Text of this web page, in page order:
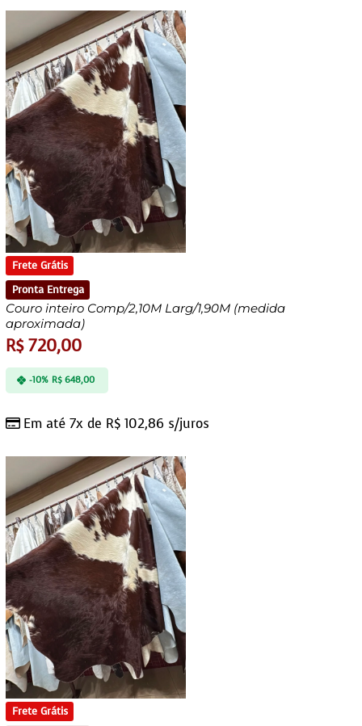
Frete Grátis
Pronta Entrega
Couro inteiro Comp/2,10M Larg/1,90M (medida
aproximada)
R$720,00
Em até 7x de R$ 102,86 s/juros
-10% R$648,00
Frete Grátis